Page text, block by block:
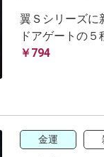
翼Ｓシリーズに
ドアゲートの
￥794
金運